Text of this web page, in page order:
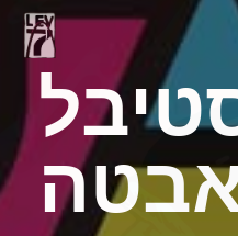
אבטה